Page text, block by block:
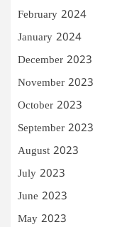
February 2024
January 2024
December 2023
November 2023
October 2023
September 2023
August 2023
July 2023
June 2023
May 2023